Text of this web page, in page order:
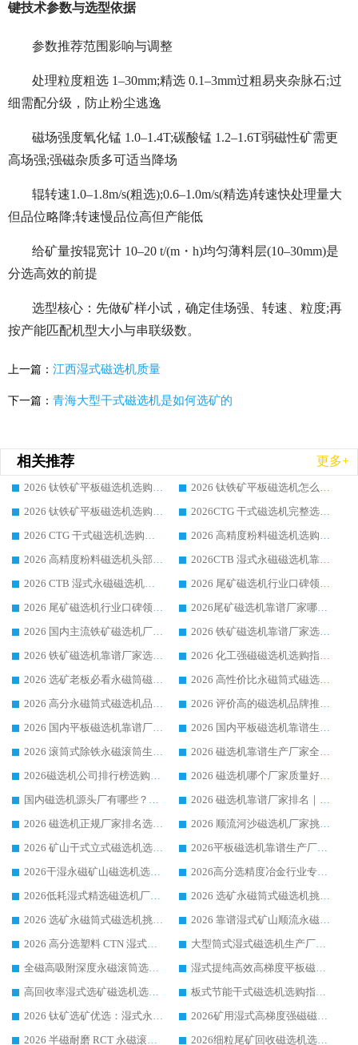
键技术参数与选型依据
参数推荐范围影响与调整
处理粒度粗选 1–30mm;精选 0.1–3mm过粗易夹杂脉石;过
细需配分级，防止粉尘逃逸
磁场强度氧化锰 1.0–1.4T;碳酸锰 1.2–1.6T弱磁性矿需更
高场强;强磁杂质多可适当降场
辊转速1.0–1.8m/s(粗选);0.6–1.0m/s(精选)转速快处理量大
但品位略降;转速慢品位高但产能低
给矿量按辊宽计 10–20 t/(m・h)均匀薄料层(10–30mm)是
分选高效的前提
选型核心：先做矿样小试，确定佳场强、转速、粒度;再
按产能匹配机型大小与串联级数。
上一篇： 江西湿式磁选机质量
下一篇： 青海大型干式磁选机是如何选矿的
相关推荐 更多+
2026 钛铁矿平板磁选机选购全攻略 市场公认优质品牌厂家实力排行榜
2026 钛铁矿平板磁选机怎么选 靠谱生产企业实力排行榜选购参考攻略
2026 钛铁矿平板磁选机选购指南 行业口碑优选品牌生产企业实力排行榜
2026CTG 干式磁选机完整选购指南 行业口碑顶尖靠谱生产龙头厂家实力推荐
2026 CTG 干式磁选机选购指南|行业口碑靠谱生产厂家领域强者推荐
2026 高精度粉料磁选机选购全攻略 行业优质品牌华体会手机网页版-华体会(中国) 实力深度解析
2026 高精度粉料磁选机头部厂家选购指南 行业口碑靠谱品牌推荐 领域强者华体会手机网页版-华体会(中国) 解析
2026CTB 湿式永磁磁选机靠谱厂家实力排行榜 铁矿选矿设备采购全流程选购指南
2026 CTB 湿式永磁磁选机选购指南|行业口碑良好品牌推荐，领域强者华体会手机网页版-华体会(中国)
2026 尾矿磁选机行业口碑领域强者，源头直供国内主流厂家华体会手机网页版-华体会(中国) 一站式服务
2026 尾矿磁选机行业口碑领域强者，源头直供国内主流厂家华体会手机网页版-华体会(中国) 一站式服务
2026尾矿磁选机靠谱厂家哪家好 行业口碑领域强者华体会手机网页版-华体会(中国) 推荐
2026 国内主流铁矿磁选机厂家选购指南|行业口碑好品牌推荐，领域强者华体会手机网页版-华体会(中国)
2026 铁矿磁选机靠谱厂家选购全攻略 行业标杆华体会手机网页版-华体会(中国) 设备性价比出众
2026 铁矿磁选机靠谱厂家选购指南，领域强者华体会手机网页版-华体会(中国) 铁矿磁选机性价比高
2026 化工强磁磁选机选购指南 5 家行业口碑靠谱厂家领域强者推荐
2026 选矿老板必看永磁筒磁选机推荐 行业头部品牌口碑设备选购全攻略
2026 高性价比永磁筒式磁选机品牌盘点 行业强者口碑实测选购完整指南
2026 高分永磁筒式磁选机品牌推荐 选矿设备强者对比测评采购避坑全攻略
2026 评价高的磁选机品牌推荐选购指南，永磁筒式磁选机设备领域强者全景行业口碑解析
2026 国内平板磁选机靠谱厂家排名 行业实测口碑设备按需选购全指南
2026 国内平板磁选机靠谱生产厂家推荐排名|行业口碑选购指南，领域强者按需选设备
2026 滚筒式除铁永磁滚筒生产厂家推荐排名|行业口碑选购指南，领域强者源头厂商精选
2026 磁选机靠谱生产厂家全梳理 分场景选型行业头部品牌选购参考攻略
2026磁选机公司排行榜选购指南|正规源头厂家推荐，领域强者高性价比靠谱信赖品牌
2026 磁选机哪个厂家质量好？十大靠谱磁电企业排名选购指南
国内磁选机源头厂有哪些？2026 综合实力排名与采购避坑技巧
2026 磁选机靠谱厂家排名｜华体会手机网页版-华体会(中国) 高性价比磁选机磁电品牌
2026 磁选机正规厂家排名选购指南|行业口碑信赖品牌推荐性价比高靠谱磁电企业
2026 顺流河沙磁选机厂家挑选攻略 | 业内口碑龙头企业高性价比品牌推荐
2026 矿山干式立式磁选机选型攻略 梳理深耕磁电装备多年靠谱生产厂商
2026平板磁选机靠谱生产厂家选购指南 行业口碑良好品牌推荐 磁电领域实力强者
2026干湿永磁矿山磁选机选型攻略 优质生产厂家排名 选矿领域高口碑品牌推荐指南
2026高分选精度冶金行业专用磁选机生产厂家,干湿式磁选机源头供应商推荐
2026低耗湿式精​选磁选机厂家怎么选?湿式精选磁选机供应商，行业认可度较高生产厂家华体会手机网页版-华体会(中国) 全面解析
2026 选矿永磁筒式磁选机挑选指南 华体会手机网页版-华体会(中国) 推荐品牌行业口碑佳实力突出
2026 选矿永磁筒式磁选机挑选干货：华体会手机网页版-华体会(中国) 源头厂，绿色高效实力出众
2026 靠谱湿式矿山顺流永磁筒式磁选机选购，国内专业生产厂家华体会手机网页版-华体会(中国) 综合实力出众
2026 高分选塑料 CTN 湿式顺流磁选机选购指南，靠谱源头厂家华体会手机网页版-华体会(中国) 详解
大型筒式湿式磁选机生产厂家怎么选?华体会手机网页版-华体会(中国) 设备口碑广受行业认可
全磁高吸附深度永磁滚筒选购指南 业内口碑稳定磁电设备生产厂家详细推荐
湿式提纯高效高梯度平板磁选机靠谱设备源头厂商华体会手机网页版-华体会(中国) 综合测评
高回收率湿式选矿磁选机选购指南 业内口碑磁电设备生产厂家实力解析
板式节能干式磁选机选购指南，源头生产厂家华体会手机网页版-华体会(中国) 综合实力可观
2026 钛矿选矿优选：湿式永磁筒式磁选机源头厂家华体会手机网页版-华体会(中国) 综合解析
2026矿用湿式高梯度强磁磁选机选购指南，临朐靠谱磁电生产厂家华体会手机网页版-华体会(中国) 详解
2026 半磁耐磨 RCT 永磁滚筒选购指南，临朐源头生产厂家华体会手机网页版-华体会(中国) 实测分享
2026细粒尾矿回收磁选机选购指南 产业集群优质生产厂家华体会手机网页版-华体会(中国) 解析